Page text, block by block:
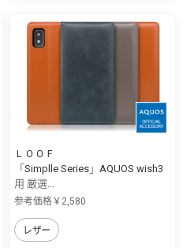
ＬＯＯＦ
「Simplle Series」AQUOS wish3
用 厳選...
参考価格￥2,580
レザー